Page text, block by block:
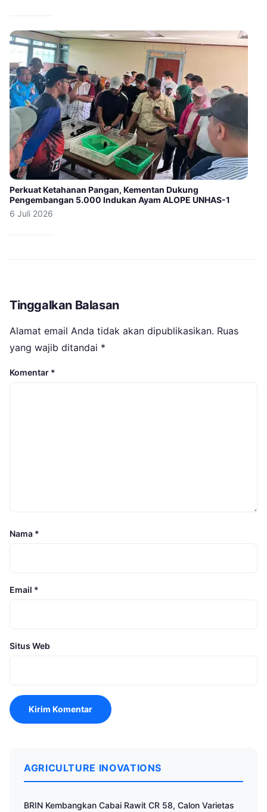
Perkuat Ketahanan Pangan, Kementan Dukung
Pengembangan 5.000 Indukan Ayam ALOPE UNHAS-1
6 Juli 2026
Tinggalkan Balasan
Alamat email Anda tidak akan dipublikasikan. Ruas
yang wajib ditandai *
Komentar *
Nama *
Email *
Situs Web
AGRICULTURE INOVATIONS
BRIN Kembangkan Cabai Rawit CR 58, Calon Varietas